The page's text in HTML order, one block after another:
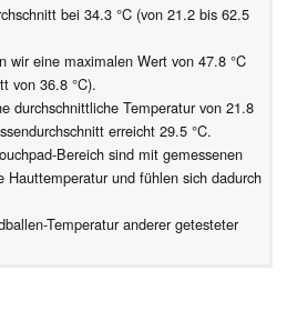
bei 34.3 °C (von 21.2 bis 62.5
wir eine maximalen Wert von 47.8 °C
von 36.8 °C).
durchschnittliche Temperatur von 21.8
erreicht 29.5 °C.
Bereich sind mit gemessenen
Hauttemperatur und fühlen sich dadurch
Temperatur anderer getesteter